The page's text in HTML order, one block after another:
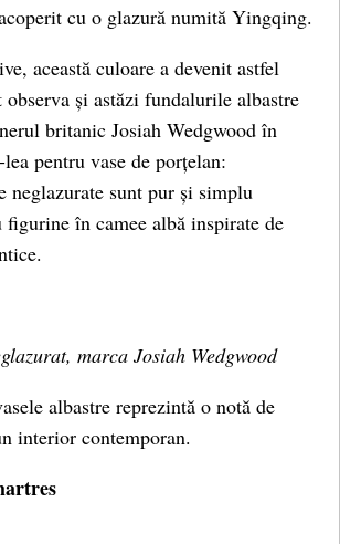
cu o glazură numită Yingqing.
această culoare a devenit astfel
observa și astăzi fundalurile albastre
britanic Josiah Wedgwood în
pentru vase de porțelan:
neglazurate sunt pur și simplu
în camee albă inspirate de
marca Josiah Wedgwood
albastre reprezintă o notă de
interior contemporan.